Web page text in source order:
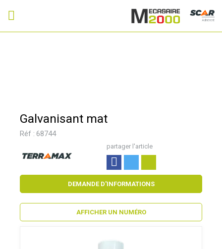
Adhérent
Galvanisant mat
Réf : 68744
partager l'article
DEMANDE D'INFORMATIONS
AFFICHER UN NUMÉRO